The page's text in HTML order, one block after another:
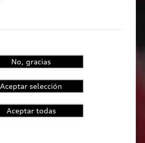
No, gracias
Aceptar selección
Aceptar todas